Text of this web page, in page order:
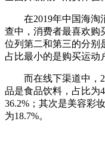
在2019年中国海淘
查中，消费者最喜欢购
位列第二和第三的分别
占比最小的是购买运动
而在线下渠道中，
品是食品饮料，占比为
36.2%；其次是美容彩
为18.7%。